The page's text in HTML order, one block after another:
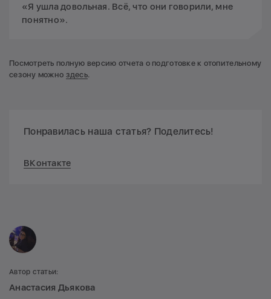
«Я ушла довольная. Всё, что они говорили, мне
понятно».
Посмотреть полную версию отчета о подготовке к отопительному
сезону можно здесь.
Понравилась наша статья? Поделитесь!
ВКонтакте
Автор статьи:
Анастасия Дьякова